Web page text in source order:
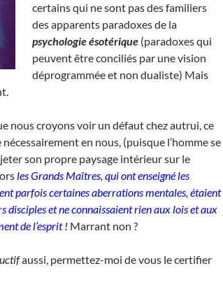
certains qui ne sont pas des familiers
des apparents paradoxes de la
psychologie ésotérique (paradoxes qui
peuvent être conciliés par une vision
déprogrammée et non dualiste) Mais
nous croyons voir un défaut chez autrui, ce
en nous, (puisque l’homme se
son propre paysage intérieur sur le
les Grands Maîtres, qui ont enseigné les
parfois certaines aberrations mentales, étaient
disciples et ne connaissaient rien aux lois et aux
de l’esprit ! Marrant non ?
aussi, permettez-moi de vous le certifier